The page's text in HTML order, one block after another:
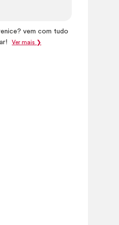
vem com tudo
Ver mais ❯